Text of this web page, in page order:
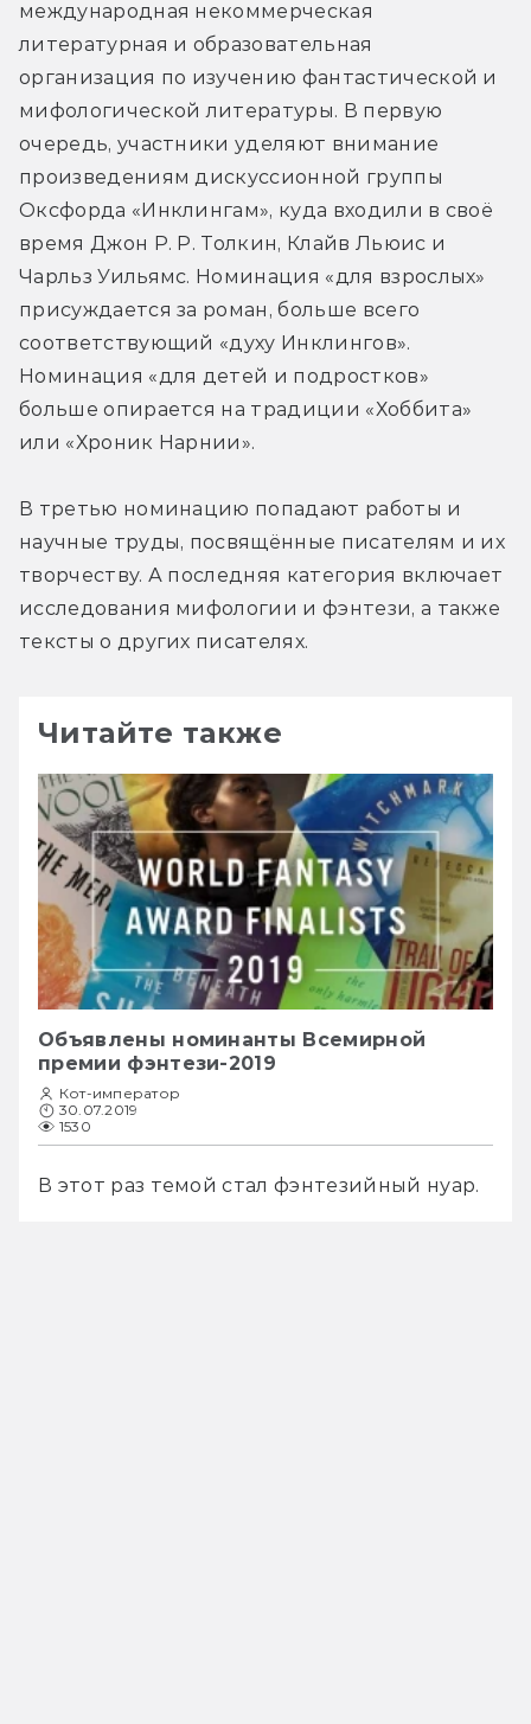
международная некоммерческая
литературная и образовательная
организация по изучению фантастической и
мифологической литературы. В первую
очередь, участники уделяют внимание
произведениям дискуссионной группы
Оксфорда «Инклингам», куда входили в своё
время Джон Р. Р. Толкин, Клайв Льюис и
Чарльз Уильямс. Номинация «для взрослых»
присуждается за роман, больше всего
соответствующий «духу Инклингов».
Номинация «для детей и подростков»
больше опирается на традиции «Хоббита»
или «Хроник Нарнии».
В третью номинацию попадают работы и
научные труды, посвящённые писателям и их
творчеству. А последняя категория включает
исследования мифологии и фэнтези, а также
тексты о других писателях.
Читайте также
Объявлены номинанты Всемирной
премии фэнтези-2019
Кот-император
30.07.2019
1530
В этот раз темой стал фэнтезийный нуар.